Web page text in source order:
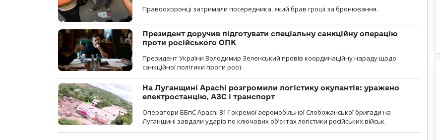
Правоохоронці затримали посередника, який брав гроші за бронювання.
Президент доручив підготувати спеціальну санкційну операцію
проти російського ОПК
Президент України Володимир Зеленський провів координаційну нараду щодо
санкційної політики проти росії.
На Луганщині Apachi розгромили логістику окупантів: уражено
електростанцію, АЗС і транспорт
Оператори ББпС Apachi 81-ї окремої аеромобільної Слобожанської бригади на
Луганщині завдали ударів по ключових об’єктах логістики російських військ.